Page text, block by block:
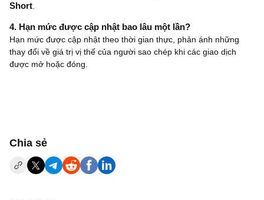
Short
4. Hạn mức được cập nhật bao lâu một lần?
Hạn mức được cập nhật theo thời gian thực, phản ánh những
thay đổi về giá trị vị thế của người sao chép khi các giao dịch
được mở hoặc đóng.
‌Chia sẻ